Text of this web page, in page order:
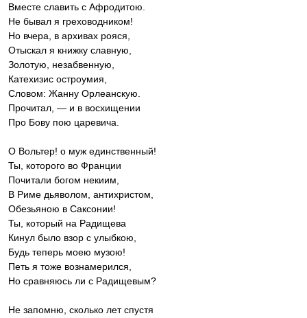
Вместе славить с Афродитою.
Не бывал я греховодником!
Но вчера, в архивах рояся,
Отыскал я книжку славную,
Золотую, незабвенную,
Катехизис остроумия,
Словом: Жанну Орлеанскую.
Прочитал, — и в восхищении
Про Бову пою царевича.
О Вольтер! о муж единственный!
Ты, которого во Франции
Почитали богом некиим,
В Риме дьяволом, антихристом,
Обезьяною в Саксонии!
Ты, который на Радищева
Кинул было взор с улыбкою,
Будь теперь моею музою!
Петь я тоже вознамерился,
Но сравняюсь ли с Радищевым?
Не запомню, сколько лет спустя